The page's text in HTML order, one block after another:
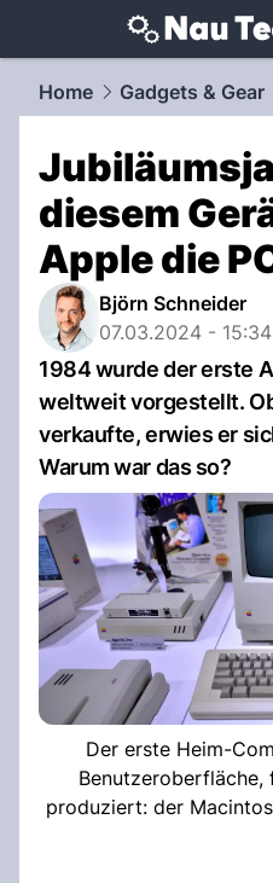
techtrends.
Home Gadgets & Gear
diesem
Apple die
Björn Schneider
07.03.2024 - 15:34
1984 wurde der erste
weltweit vorgestellt.
verkaufte, erwies er
Warum war das so?
Der erste Heim-
Benutzeroberfläche,
produziert: der